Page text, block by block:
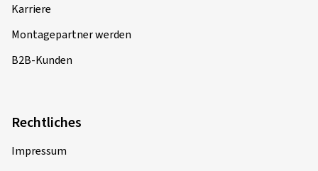
Karriere
Montagepartner werden
B2B-Kunden
Rechtliches
Impressum